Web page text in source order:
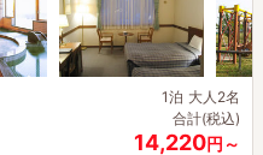
1泊 大人2名
合計(税込)
14,220円～